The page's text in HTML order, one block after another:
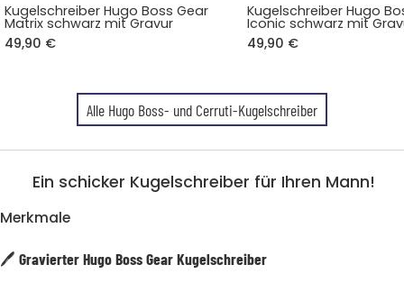
Kugelschreiber Hugo Boss Gear
Matrix schwarz mit Gravur
49,90 €
Kugelschreiber Hugo
Iconic schwarz mit
49,90 €
Alle Hugo Boss- und Cerruti-Kugelschreiber
Ein schicker Kugelschreiber für Ihren Mann!
Merkmale
🖊️ Gravierter Hugo Boss Gear Kugelschreiber